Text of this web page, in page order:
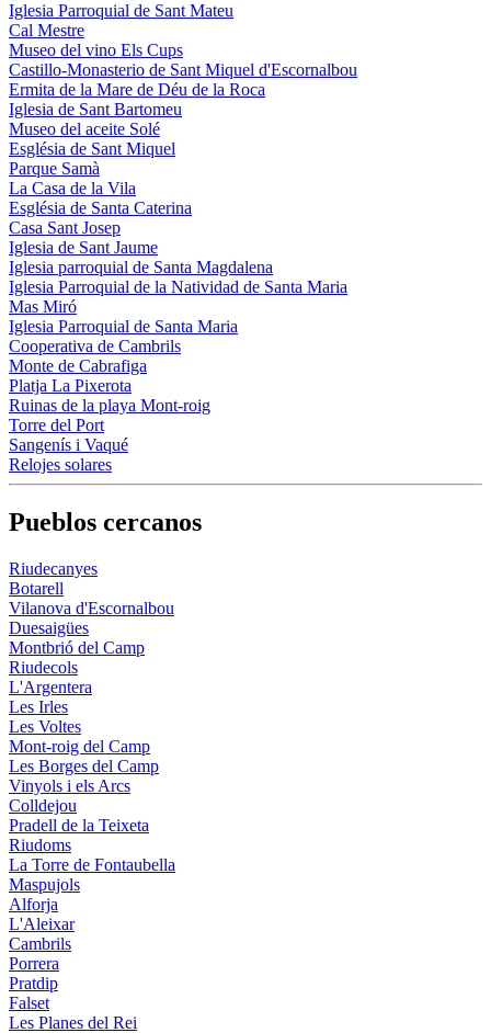
Iglesia Parroquial de Sant Mateu
Cal Mestre
Museo del vino Els Cups
Castillo-Monasterio de Sant Miquel d'Escornalbou
Ermita de la Mare de Déu de la Roca
Iglesia de Sant Bartomeu
Museo del aceite Solé
Església de Sant Miquel
Parque Samà
La Casa de la Vila
Església de Santa Caterina
Casa Sant Josep
Iglesia de Sant Jaume
Iglesia parroquial de Santa Magdalena
Iglesia Parroquial de la Natividad de Santa Maria
Mas Miró
Iglesia Parroquial de Santa Maria
Cooperativa de Cambrils
Monte de Cabrafiga
Platja La Pixerota
Ruinas de la playa Mont-roig
Torre del Port
Sangenís i Vaqué
Relojes solares
Pueblos cercanos
Riudecanyes
Botarell
Vilanova d'Escornalbou
Duesaigües
Montbrió del Camp
Riudecols
L'Argentera
Les Irles
Les Voltes
Mont-roig del Camp
Les Borges del Camp
Vinyols i els Arcs
Colldejou
Pradell de la Teixeta
Riudoms
La Torre de Fontaubella
Maspujols
Alforja
L'Aleixar
Cambrils
Porrera
Pratdip
Falset
Les Planes del Rei